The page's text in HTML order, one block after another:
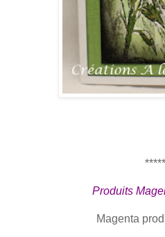
*****
Produits
Magenta